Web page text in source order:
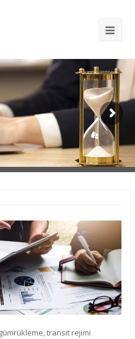
transit rejimi